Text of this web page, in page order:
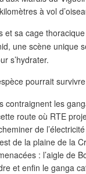
à vol
sa cage
une scène unique
s’hydrater.
pourrait
contraignent les
route où RTE
de
de la plaine de la
: l’aigle de
et enfin le ganga